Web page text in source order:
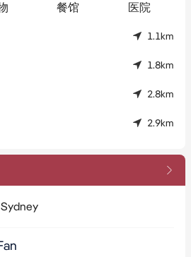
餐馆 医院
1.1km
1.8km
2.8km
2.9km